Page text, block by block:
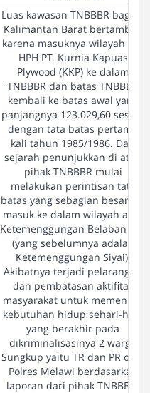
Luas kawasan TNBBBR bagian
Kalimantan Barat bertambah
karena masuknya wilayah eks
HPH PT. Kurnia Kapuas
Plywood (KKP) ke dalam
TNBBBR dan batas TNBBBR
kembali ke batas awal yang
panjangnya 123.029,60 sesuai
dengan tata batas pertama
kali tahun 1985/1986. Dari
sejarah penunjukkan di atas,
pihak TNBBBR mulai
melakukan perintisan tata
batas yang sebagian besarnya
masuk ke dalam wilayah adat
Ketemenggungan Belaban Ella
(yang sebelumnya adalah
Ketemenggungan Siyai).
Akibatnya terjadi pelarangan
dan pembatasan aktifitas
masyarakat untuk memenuhi
kebutuhan hidup sehari-hari,
yang berakhir pada
dikriminalisasinya 2 warga
Sungkup yaitu TR dan PR oleh
Polres Melawi berdasarkan
laporan dari pihak TNBBBR.